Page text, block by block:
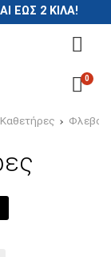
ΈΩΣ 2 ΚΙΛΆ!
0
Καθετήρες